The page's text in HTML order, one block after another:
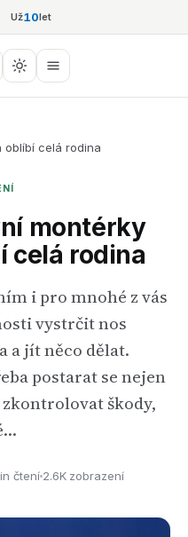
Už10let
oblíbí celá rodina
montérky
celá rodina
i pro mnohé z vás
vystrčit nos
a jít něco dělat.
postarat se nejen
škody,
čtení 2.6K zobrazení